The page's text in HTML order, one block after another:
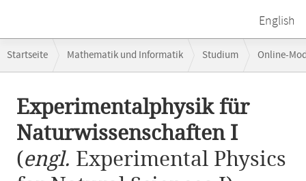
English
Navigation
Startseite Mathematik und Informatik Studium Online-
Experimentalphysik für
Naturwissenschaften I
(engl. Experimental Physics